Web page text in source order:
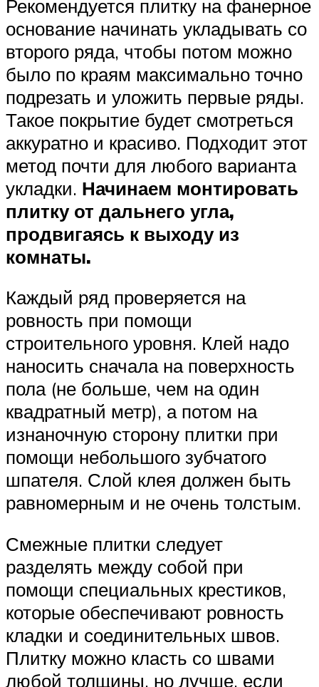
Рекомендуется плитку на фанерное
основание начинать укладывать со
второго ряда, чтобы потом можно
было по краям максимально точно
подрезать и уложить первые ряды.
Такое покрытие будет смотреться
аккуратно и красиво. Подходит этот
метод почти для любого варианта
укладки. Начинаем монтировать
плитку от дальнего угла,
продвигаясь к выходу из
комнаты.
Каждый ряд проверяется на
ровность при помощи
строительного уровня. Клей надо
наносить сначала на поверхность
пола (не больше, чем на один
квадратный метр), а потом на
изнаночную сторону плитки при
помощи небольшого зубчатого
шпателя. Слой клея должен быть
равномерным и не очень толстым.
Смежные плитки следует
разделять между собой при
помощи специальных крестиков,
которые обеспечивают ровность
кладки и соединительных швов.
Плитку можно класть со швами
любой толщины, но лучше, если